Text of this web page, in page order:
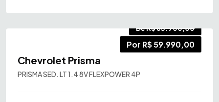
De R$ 63.900,00
Por R$ 59.990,00
Chevrolet Prisma
PRISMA SED. LT 1.4 8V FLEXPOWER 4P